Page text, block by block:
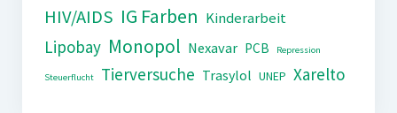
HIV/AIDS IG Farben Kinderarbeit
Lipobay Monopol Nexavar PCB Repression
Steuerflucht Tierversuche Trasylol UNEP Xarelto